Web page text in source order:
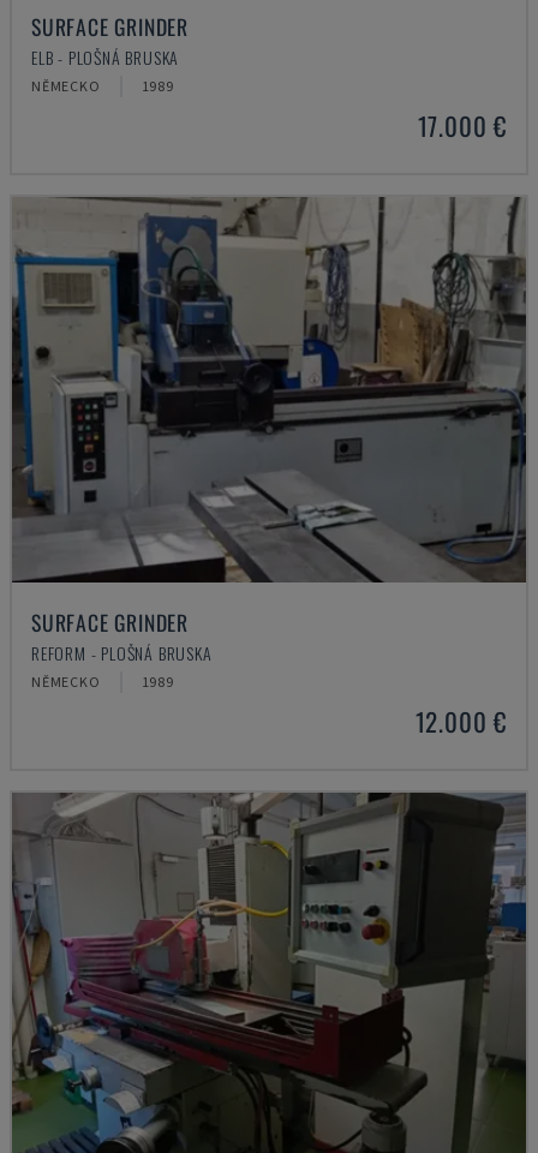
SURFACE GRINDER
ELB - PLOŠNÁ BRUSKA
NĚMECKO 1989
17.000 €
SURFACE GRINDER
REFORM - PLOŠNÁ BRUSKA
NĚMECKO 1989
12.000 €